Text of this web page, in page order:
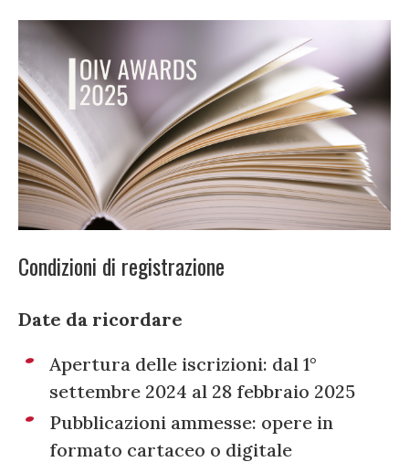
Condizioni di registrazione
Date da ricordare
Apertura delle iscrizioni: dal 1°
settembre 2024 al 28 febbraio 2025
Pubblicazioni ammesse: opere in
formato cartaceo o digitale